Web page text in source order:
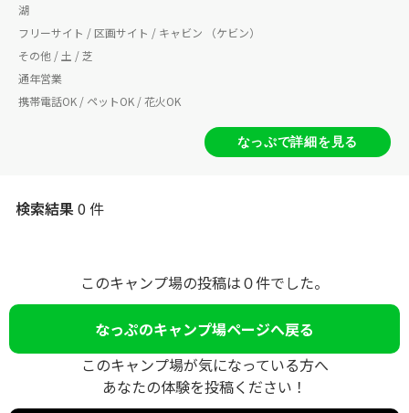
湖
フリーサイト / 区画サイト / キャビン （ケビン）
その他 / 土 / 芝
通年営業
携帯電話OK / ペットOK / 花火OK
なっぷで詳細を見る
検索結果0 件
このキャンプ場の投稿は０件でした。
なっぷのキャンプ場ページへ戻る
このキャンプ場が気になっている方へ
あなたの体験を投稿ください！